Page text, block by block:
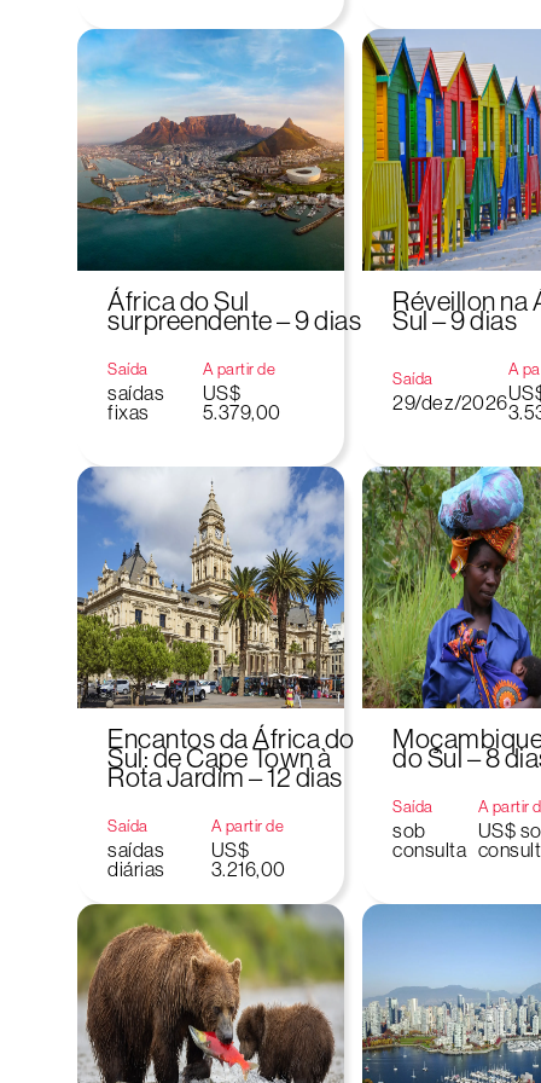
África do Sul
surpreendente – 9 dias
Saída
saídas
fixas
A partir de
US$
5.379,00
Réveillon na
Sul – 9 dias
Saída
29/dez/2026
A
Encantos da África do
Sul: de Cape Town à
Rota Jardim – 12 dias
Saída
saídas
diárias
A partir de
US$
3.216,00
do Sul – 8
Saída
sob
consulta
A partir
US$